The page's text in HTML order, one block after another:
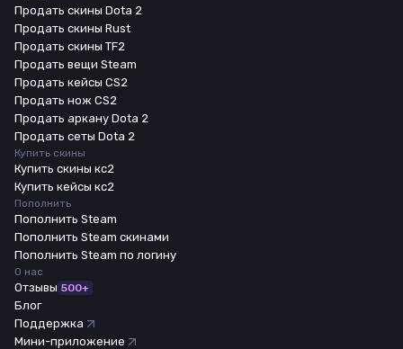
Продать скины Dota 2
Продать скины Rust
Продать скины TF2
Продать вещи Steam
Продать кейсы CS2
Продать нож CS2
Продать аркану Dota 2
Продать сеты Dota 2
Купить скины
Купить скины кс2
Купить кейсы кс2
Пополнить
Пополнить Steam
Пополнить Steam скинами
Пополнить Steam по логину
О нас
Отзывы 500+
Блог
Поддержка
Мини-приложение